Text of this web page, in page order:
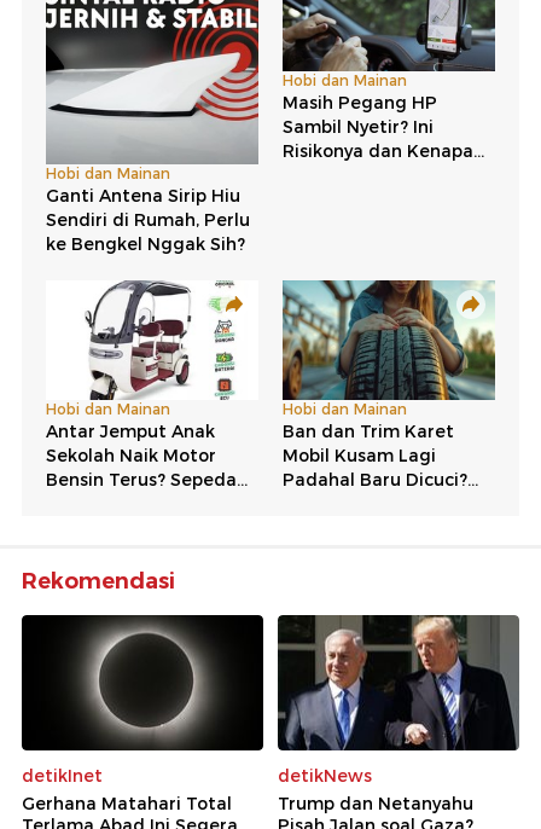
Rekomendasi
detikInet
Gerhana Matahari Total
detikNews
Trump dan Netanyahu